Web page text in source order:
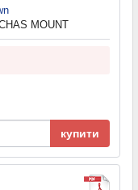
MOUNT
купити